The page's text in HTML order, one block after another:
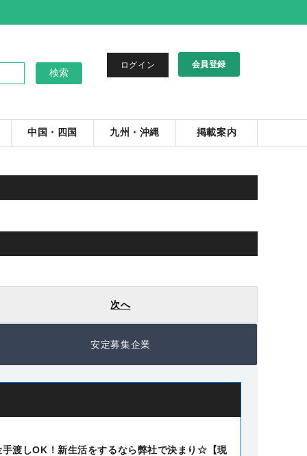
ログイン 会員登録
中国・四国 九州・沖縄 掲載案内
次へ
安定募集企業
渡しOK！新生活をするなら弊社で決まり☆【現